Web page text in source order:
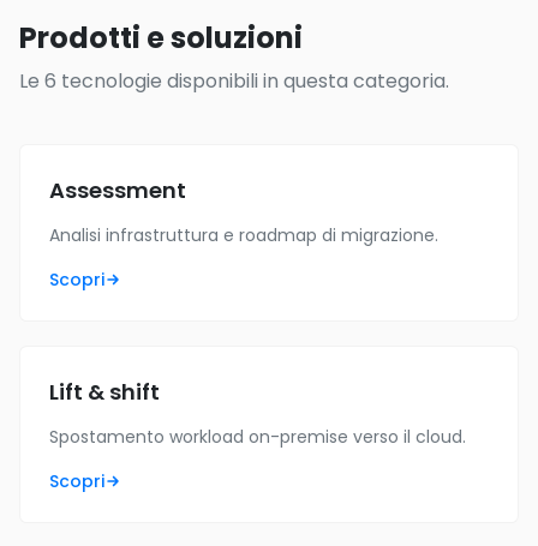
Prodotti e soluzioni
Le 6 tecnologie disponibili in questa categoria.
Assessment
Analisi infrastruttura e roadmap di migrazione.
Scopri
Lift & shift
Spostamento workload on-premise verso il cloud.
Scopri